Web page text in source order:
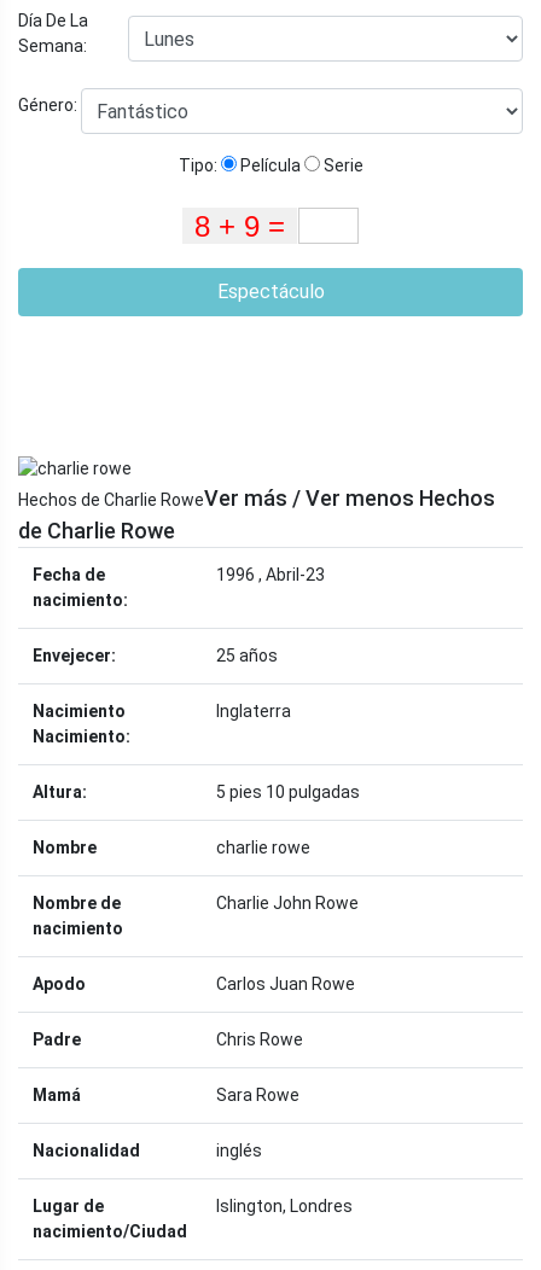
Día De La
Semana:
Género:
Tipo: Película Serie
Espectáculo
Hechos de Charlie RoweVer más / Ver menos Hechos
de Charlie Rowe
Fecha de
nacimiento:
1996 , Abril-23
Envejecer: 25 años
Nacimiento
Nacimiento:
Inglaterra
Altura: 5 pies 10 pulgadas
Nombre charlie rowe
Nombre de
nacimiento
Charlie John Rowe
Apodo Carlos Juan Rowe
Padre Chris Rowe
Mamá Sara Rowe
Nacionalidad inglés
Lugar de
nacimiento/Ciudad
Islington, Londres